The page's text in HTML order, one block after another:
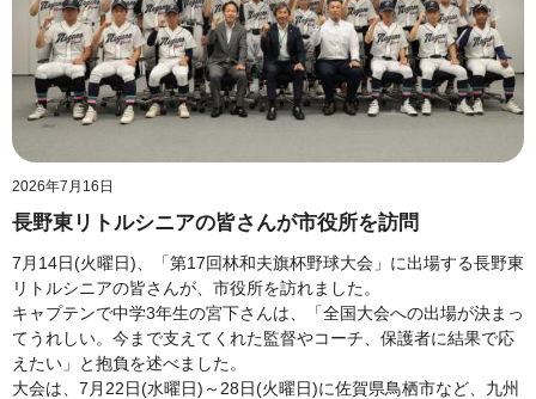
2026年7月16日
長野東リトルシニアの皆さんが市役所を訪問
7月14日(火曜日)、「第17回林和夫旗杯野球大会」に出場する長野東
リトルシニアの皆さんが、市役所を訪れました。
キャプテンで中学3年生の宮下さんは、「全国大会への出場が決まっ
てうれしい。今まで支えてくれた監督やコーチ、保護者に結果で応
えたい」と抱負を述べました。
大会は、7月22日(水曜日)～28日(火曜日)に佐賀県鳥栖市など、九州